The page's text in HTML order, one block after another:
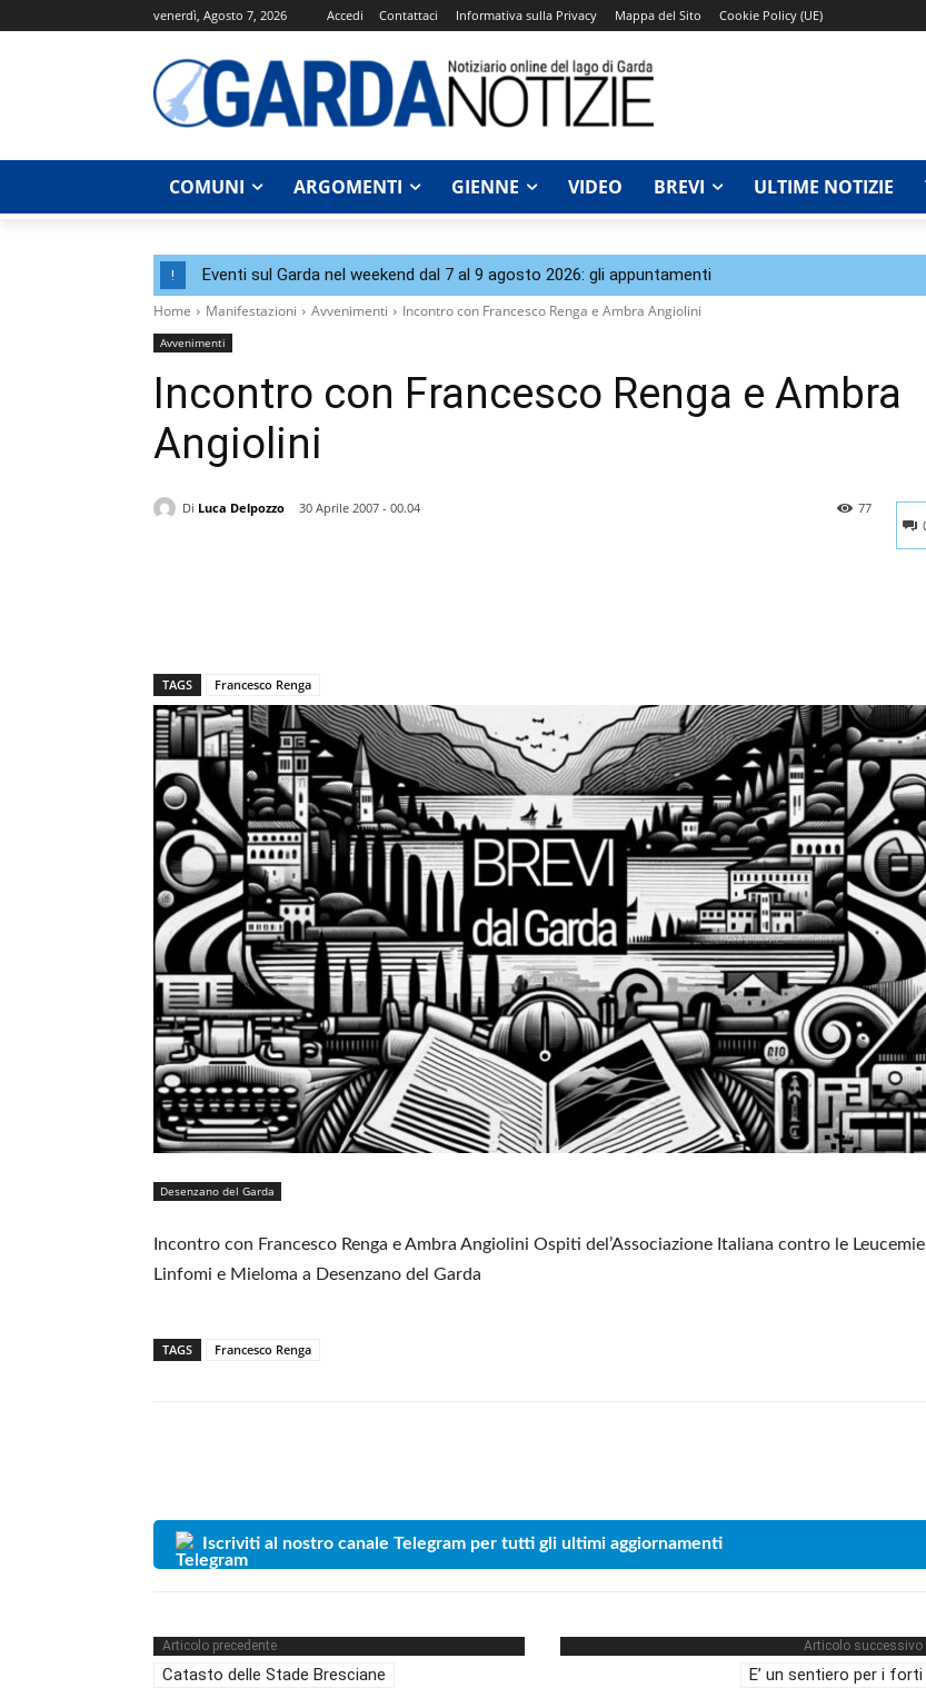
venerdì, Agosto 7, 2026 Accedi Contattaci Informativa sulla Privacy Mappa del Sito Cookie Policy (UE)
COMUNI ARGOMENTI GIENNE VIDEO BREVI ULTIME NOTIZIE
! Eventi sul Garda nel weekend dal 7 al 9 agosto 2026: gli appuntamenti
Home Manifestazioni Avvenimenti Incontro con Francesco Renga e Ambra Angiolini
Avvenimenti
Incontro con Francesco Renga e Ambra
Angiolini
Di Luca Delpozzo
30 Aprile 2007 - 00.04
77
TAGS Francesco Renga
Desenzano del Garda
Incontro con Francesco Renga e Ambra Angiolini Ospiti del’Associazione Italiana contro le
Linfomi e Mieloma a Desenzano del Garda
TAGS Francesco Renga
Iscriviti al nostro canale Telegram per tutti gli ultimi aggiornamenti
Articolo precedente
Catasto delle Stade Bresciane
Articolo successivo
E’ un sentiero per i forti